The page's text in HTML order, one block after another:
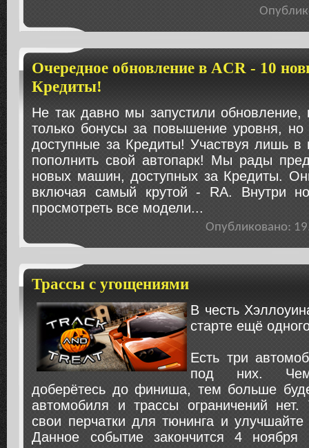
Очередное обновление в ACR - 10
Кредиты!
Не так давно мы запустили обновление,
только бонусы за повышение уровня,
доступные за Кредиты! Участвуя лишь в
пополнить свой автопарк! Мы рады
новых машин, доступных за Кредиты.
включая самый крутой - RA. Внутри
просмотреть все модели...
Опубликовано:
Трассы с угощениями
В честь
старте ещё
Есть три
под них.
доберётесь до финиша, тем больше
автомобиля и трассы ограничений нет.
свои перчатки для тюнинга и
Данное событие закончится 4